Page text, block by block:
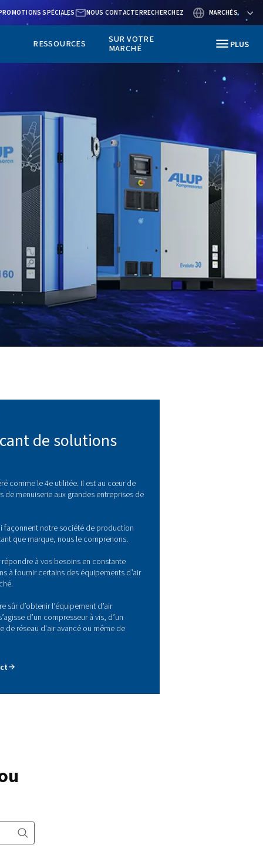
BLOGQUI SOMMES-NOUS ?PROMOTIONS SPÉCIALES
SECTEURS
D’ACTIVITÉ
AU PLUS PRÈS DE VOUS
– Votre fabricant de
comprimé
comprimé est souvent considéré comme le 4e utilitée. Il est
secteur, des simples ateliers de menuiserie aux grandes
alimentaire.
des besoins distincts, et en tant que marque, nous le
qui vous convient, qu’il s’agisse d’un compresseur à
à piston, d’un système de réseau d'air avancé ou
de traitement d’air.
Tous les produits